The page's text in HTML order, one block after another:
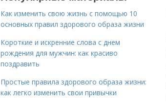
Как изменить свою жизнь с помощью 10
основных правил здорового образа жизни
Короткие и искренние слова с днем
рождения для мужчин: как красиво
поздравить
Простые правила здорового образа жизни:
как легко изменить свои привычки